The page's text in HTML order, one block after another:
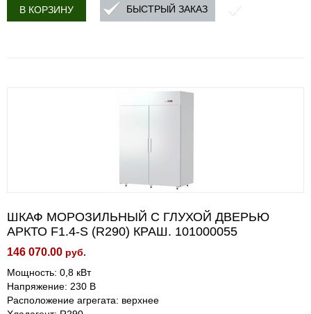
В КОРЗИНУ БЫСТРЫЙ ЗАКАЗ
ШКАФ МОРОЗИЛЬНЫЙ С ГЛУХОЙ ДВЕРЬЮ
АРКТО F1.4-S (R290) КРАШ. 101000055
146 070.00 руб.
Мощность: 0,8 кВт
Напряжение: 230 В
Расположение агрегата: верхнее